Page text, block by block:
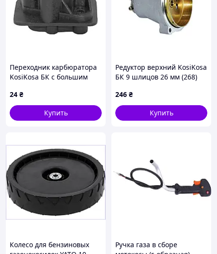
Переходник карбюратора
KosiKosa БК с большим
24 ₴
Купить
Редуктор верхний KosiKosa
БК 9 шлицов 26 мм (268)
246 ₴
Купить
Колесо для бензиновых
Ручка газа в сборе